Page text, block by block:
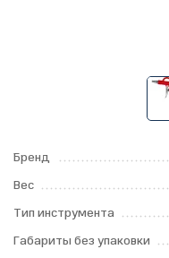
Бренд
Вес
Тип инструмента
Габариты без упаковки